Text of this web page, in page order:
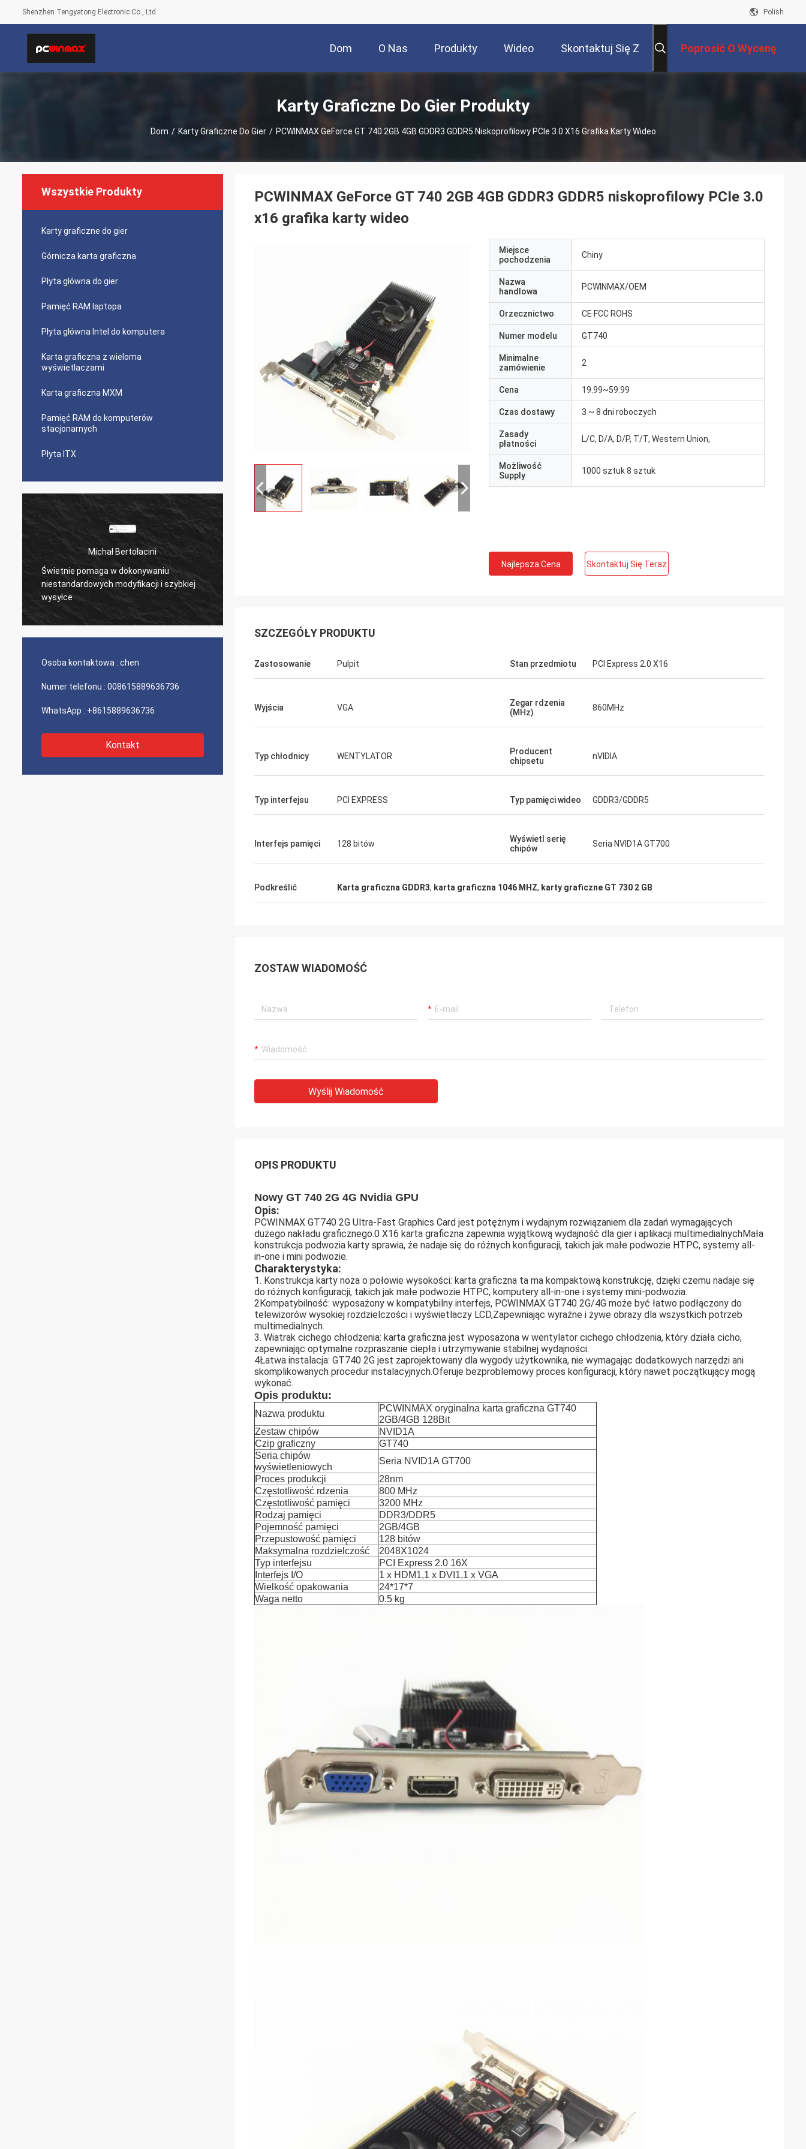
Shenzhen Tengyatong Electronic Co., Ltd. Polish
Dom O Nas Produkty Wideo Skontaktuj Się Z Poprosić O Wycenę
Karty Graficzne Do Gier Produkty
Dom / Karty Graficzne Do Gier / PCWINMAX GeForce GT 740 2GB 4GB GDDR3 GDDR5 Niskoprofilowy PCIe 3.0 X16 Grafika Karty Wideo
Wszystkie Produkty
Karty graficzne do gier
Górnicza karta graficzna
Płyta główna do gier
Pamięć RAM laptopa
Płyta główna Intel do komputera
Karta graficzna z wieloma
wyświetlaczami
Karta graficzna MXM
Pamięć RAM do komputerów
stacjonarnych
Płyta ITX
Michał Bertołacini
Świetnie pomaga w dokonywaniu
niestandardowych modyfikacji i szybkiej
wysyłce
Osoba kontaktowa : chen
Numer telefonu : 008615889636736
WhatsApp : +8615889636736
Kontakt
PCWINMAX GeForce GT 740 2GB 4GB GDDR3 GDDR5 niskoprofilowy PCIe 3.0
x16 grafika karty wideo
Miejsce
pochodzenia
Chiny
Nazwa
handlowa
PCWINMAX/OEM
Orzecznictwo CE FCC ROHS
Numer modelu GT740
Minimalne
zamówienie
2
Cena 19.99~59.99
Czas dostawy 3 ~ 8 dni roboczych
Zasady
płatności
L/C, D/A, D/P, T/T, Western Union,
Możliwość
Supply
1000 sztuk 8 sztuk
Najlepsza Cena Skontaktuj Się Teraz
SZCZEGÓŁY PRODUKTU
Zastosowanie Pulpit Stan przedmiotu PCI Express 2.0 X16
Wyjścia VGA
Zegar rdzenia
(MHz)
860MHz
Typ chłodnicy WENTYLATOR
Producent
chipsetu
nVIDIA
Typ interfejsu PCI EXPRESS Typ pamięci wideo GDDR3/GDDR5
Interfejs pamięci 128 bitów
Wyświetl serię
chipów
Seria NVID1A GT700
Podkreślić Karta graficzna GDDR3, karta graficzna 1046 MHZ, karty graficzne GT 730 2 GB
ZOSTAW WIADOMOŚĆ
Wyślij Wiadomość
OPIS PRODUKTU
Nowy GT 740 2G 4G Nvidia GPU
Opis:
PCWINMAX GT740 2G Ultra-Fast Graphics Card jest potężnym i wydajnym rozwiązaniem dla zadań wymagających
dużego nakładu graficznego.0 X16 karta graficzna zapewnia wyjątkową wydajność dla gier i aplikacji multimedialnychMała
konstrukcja podwozia karty sprawia, że nadaje się do różnych konfiguracji, takich jak małe podwozie HTPC, systemy all-
in-one i mini podwozie.
Charakterystyka:
1. Konstrukcja karty noża o połowie wysokości: karta graficzna ta ma kompaktową konstrukcję, dzięki czemu nadaje się
do różnych konfiguracji, takich jak małe podwozie HTPC, komputery all-in-one i systemy mini-podwozia.
2Kompatybilność: wyposażony w kompatybilny interfejs, PCWINMAX GT740 2G/4G może być łatwo podłączony do
telewizorów wysokiej rozdzielczości i wyświetlaczy LCD,Zapewniając wyraźne i żywe obrazy dla wszystkich potrzeb
multimedialnych.
3. Wiatrak cichego chłodzenia: karta graficzna jest wyposażona w wentylator cichego chłodzenia, który działa cicho,
zapewniając optymalne rozpraszanie ciepła i utrzymywanie stabilnej wydajności.
4Łatwa instalacja: GT740 2G jest zaprojektowany dla wygody użytkownika, nie wymagając dodatkowych narzędzi ani
skomplikowanych procedur instalacyjnych.Oferuje bezproblemowy proces konfiguracji, który nawet początkujący mogą
wykonać.
Opis produktu:
Nazwa produktu
PCWINMAX oryginalna karta graficzna GT740
2GB/4GB 128Bit
Zestaw chipów
NVID1A
Czip graficzny
GT740
Seria chipów
wyświetleniowych
Seria NVID1A GT700
Proces produkcji
28nm
Częstotliwość rdzenia
800 MHz
Częstotliwość pamięci
3200 MHz
Rodzaj pamięci
DDR3/DDR5
Pojemność pamięci
2GB/4GB
Przepustowość pamięci
128 bitów
Maksymalna rozdzielczość
2048X1024
Typ interfejsu
PCI Express 2.0 16X
Interfejs I/O
1 x HDM1,1 x DVI1,1 x VGA
Wielkość opakowania
24*17*7
Waga netto
0.5 kg